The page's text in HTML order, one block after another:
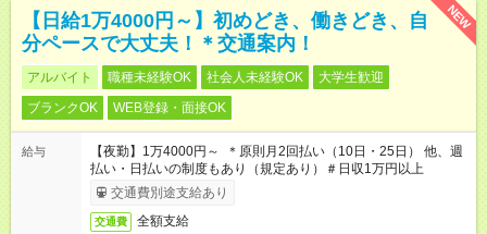
NEW
【日給1万4000円～】初めどき、働きどき、自
分ペースで大丈夫！＊交通案内！
アルバイト 職種未経験OK 社会人未経験OK
大学生歓迎
ブランクOK
WEB登録・面接OK
給与
【夜勤】1万4000円～ ＊原則月2回払い（10日・25日） 他、週
払い・日払いの制度もあり（規定あり）＃日収1万円以上
交通費別途支給あり
交通費 全額支給